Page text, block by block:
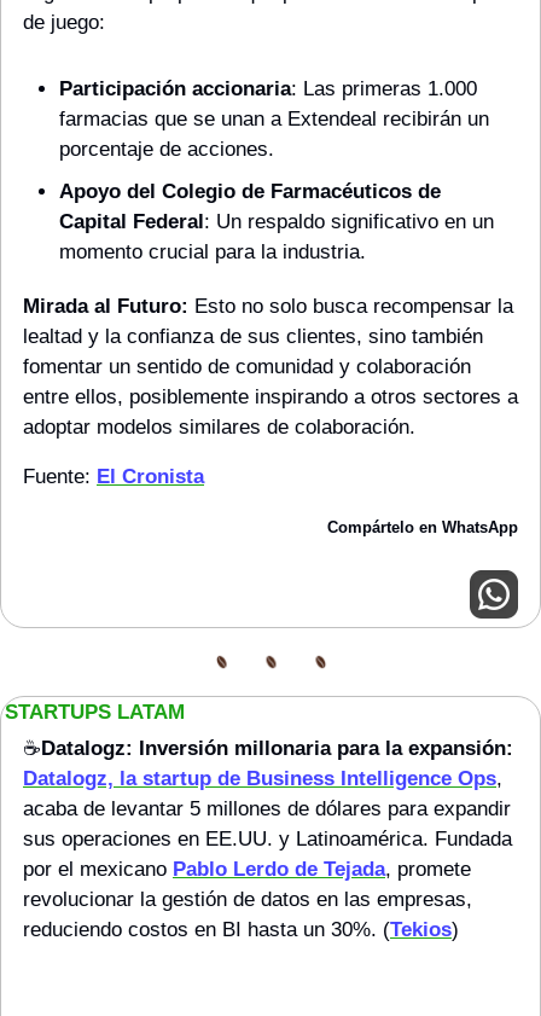
de juego:
Participación accionaria: Las primeras 1.000
farmacias que se unan a Extendeal recibirán un
porcentaje de acciones.
Apoyo del Colegio de Farmacéuticos de
Capital Federal : Un respaldo significativo en un
momento crucial para la industria.
Mirada al Futuro: Esto no solo busca recompensar la
lealtad y la confianza de sus clientes, sino también
fomentar un sentido de comunidad y colaboración
entre ellos, posiblemente inspirando a otros sectores a
adoptar modelos similares de colaboración.
Fuente: El Cronista
Compártelo en WhatsApp
STARTUPS LATAM
☕️ Datalogz: Inversión millonaria para la expansión:
Datalogz, la startup de Business Intelligence Ops,
acaba de levantar 5 millones de dólares para expandir
sus operaciones en EE.UU. y Latinoamérica. Fundada
por el mexicano Pablo Lerdo de Tejada, promete
revolucionar la gestión de datos en las empresas,
reduciendo costos en BI hasta un 30%. (Tekios)